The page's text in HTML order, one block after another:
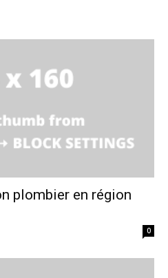
plombier en région
0